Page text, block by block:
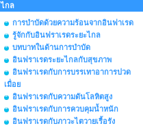
ไกล
การบำบัดด้วยความร้อนจากอินฟาเรด
รู้จักกับอินฟราเรดระยะไกล
บทบาทในด้านการบำบัด
อินฟราเรดระยะไกลกับสุขภาพ
อินฟราเรดกับการบรรเทาอาการปวด
เมื่อย
อินฟราเรดกับความดันโลหิตสูง
อินฟราเรดกับการควบคุมน้ำหนัก
อินฟราเรดกับภาวะไตวายเรื้อรัง